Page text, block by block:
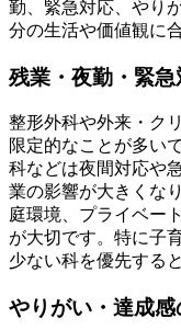
勤、緊急対応、やり
分の生活や価値観に
残業・夜勤・緊
整形外科や外来・ク
限定的なことが多い
科などは夜間対応や
業の影響が大きくな
庭環境、プライベー
が大切です。特に子
少ない科を優先する
やりがい・達成感